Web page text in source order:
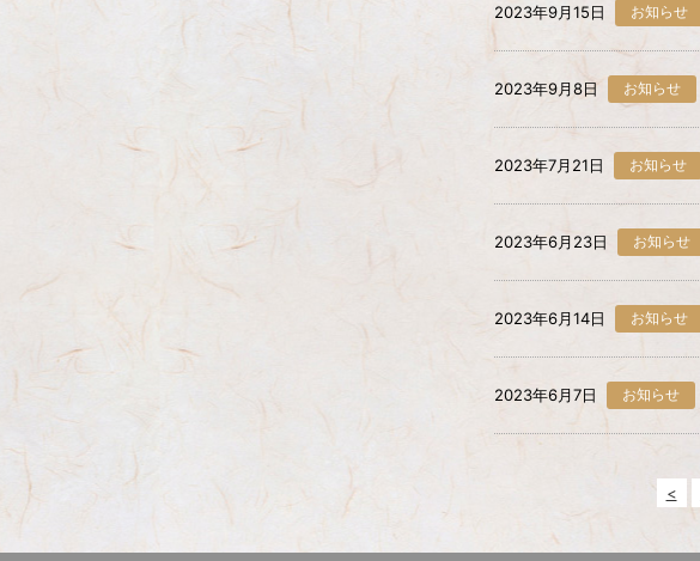
2023年9月15日 お知らせ
2023年9月8日 お知らせ
2023年7月21日 お知らせ
2023年6月23日 お知らせ
2023年6月14日 お知らせ
2023年6月7日 お知らせ
<